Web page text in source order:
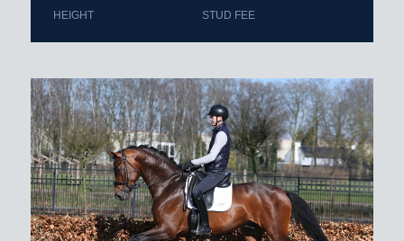
HEIGHT STUD FEE